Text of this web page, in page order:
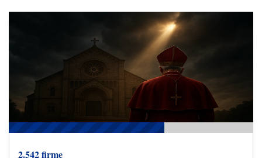
2.542 firme